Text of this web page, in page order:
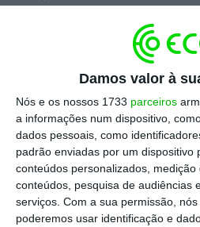
Damos valor à
Nós e os nossos 1733 parceiros
a informações num dispositivo,
dados pessoais, como
padrão enviadas por um dispositivo
conteúdos personalizados, medição
conteúdos, pesquisa de audiências
serviços. Com a sua permissão,
poderemos usar identificação e
https://eco.sapo.pt/quote/fonte-oficial-do-ministerio-das-financas-nas-emissoes-anteriores-verificou-se-que-a-procura-se-concentra-de/
Assine o